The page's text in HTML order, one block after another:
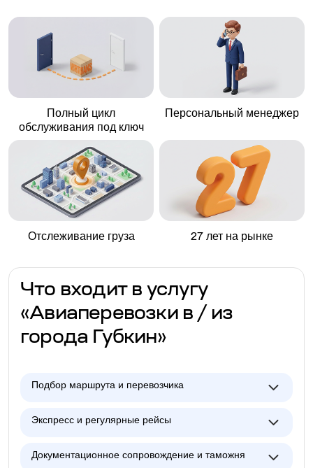
Полный цикл
обслуживания под ключ
Персональный менеджер
Отслеживание груза 27 лет на рынке
Что входит в услугу
«Авиаперевозки в / из
города Губкин»
Подбор маршрута и перевозчика
Экспресс и регулярные рейсы
Документационное сопровождение и таможня